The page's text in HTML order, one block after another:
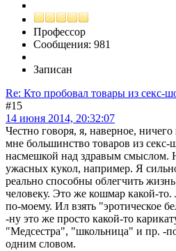
Профессор
Сообщения: 981
Записан
Re: Кто пробовал товары из секс-
#15
14 июня 2014, 20:32:07
Честно говоря, я, наверное,
мне большинство товаров из секс-
насмешкой над здравым смыслом.
ужасных кукол, например. Я
реально способны облегчить
человеку. Это же кошмар какой-
по-моему. Ил взять "эротическое
-ну это же просто какой-то
"Медсестра", "школьница" и пр. -
одним словом.